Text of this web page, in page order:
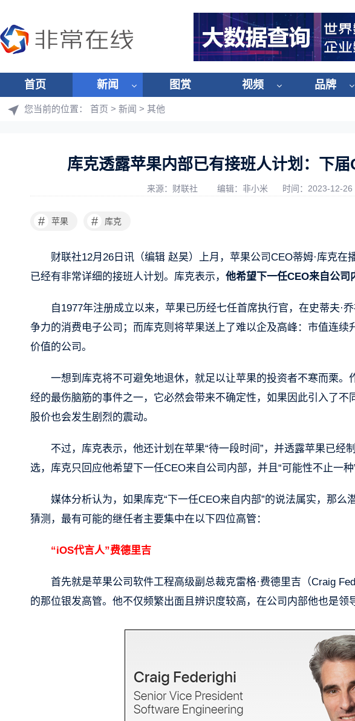
首页 新闻 图赏 视频 品牌
您当前的位置： 首页 > 新闻 > 其他
库克透露苹果内部已有接班人计划：下
来源：财联社 编辑：非小米 时间：2023-12-26
# 苹果 # 库克
财联社12月26日讯（编辑 赵昊）上月，苹果公司CEO蒂姆·库克
已经有非常详细的接班人计划。库克表示， 他希望下一任CEO来自公司
自1977年注册成立以来，苹果已历经七任首席执行官，在史蒂夫·
争力的消费电子公司；而库克则将苹果送上了难以企及高峰：市值连
价值的公司。
一想到库克将不可避免地退休，就足以让苹果的投资者不寒而栗
经的最伤脑筋的事件之一，它必然会带来不确定性，如果因此引入了不
股价也会发生剧烈的震动。
不过，库克表示，他还计划在苹果“待一段时间”，并透露苹果已经
选，库克只回应他希望下一任CEO来自公司内部，并且“可能性不止一种”
媒体分析认为，如果库克“下一任CEO来自内部”的说法属实，那
猜测，最有可能的继任者主要集中在以下四位高管：
“iOS代言人”费德里吉
首先就是苹果公司软件工程高级副总裁克雷格·费德里吉（Craig
的那位银发高管。他不仅频繁出面且辨识度较高，在公司内部他也是领